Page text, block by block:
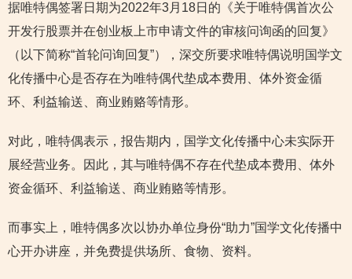
据唯特偶签署日期为2022年3月18日的《关于唯特偶首次公
开发行股票并在创业板上市申请文件的审核问询函的回复》
（以下简称“首轮问询回复”），深交所要求唯特偶说明国学文
化传播中心是否存在为唯特偶代垫成本费用、体外资金循
环、利益输送、商业贿赂等情形。
对此，唯特偶表示，报告期内，国学文化传播中心未实际开
展经营业务。因此，其与唯特偶不存在代垫成本费用、体外
资金循环、利益输送、商业贿赂等情形。
而事实上，唯特偶多次以协办单位身份“助力”国学文化传播中
心开办讲座，并免费提供场所、食物、资料。